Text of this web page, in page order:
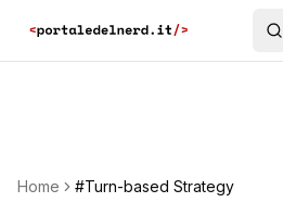
Home #Turn-based Strategy